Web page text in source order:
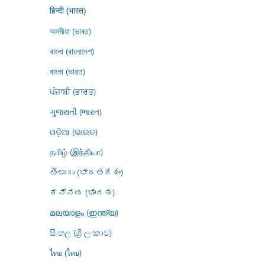
हिन्दी (भारत)
অসমীয়া (ভাৰত)
বাংলা (বাংলাদেশ)
বাংলা (ভারত)
ਪੰਜਾਬੀ (ਭਾਰਤ)
ગુજરાતી (ભારત)
ଓଡ଼ିଆ (ଭାରତ)
தமிழ் (இந்தியா)
తెలుగు (భారతదేశం)
ಕನ್ನಡ (ಭಾರತ)
മലയാളം (ഇന്ത്യ)
සිංහල (ශ්‍රී ලංකාව)
ไทย (ไทย)